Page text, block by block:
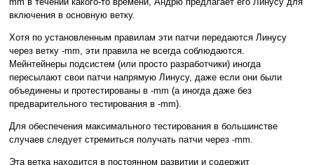
включения в основную ветку.
Хотя по установленным правилам эти патчи передаются Линусу
через ветку -mm, эти правила не всегда соблюдаются.
Мейнтейнеры подсистем (или просто разработчики) иногда
пересылают свои патчи напрямую Линусу, даже если они были
объединены и протестированы в -mm (а иногда даже без
предварительного тестирования в -mm).
Для обеспечения максимального тестирования в большинстве
случаев следует стремиться получать патчи через -mm.
Эта ветка находится в постоянном развитии и содержит